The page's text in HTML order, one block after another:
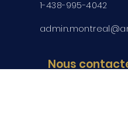
1-438-995-4042
Nous